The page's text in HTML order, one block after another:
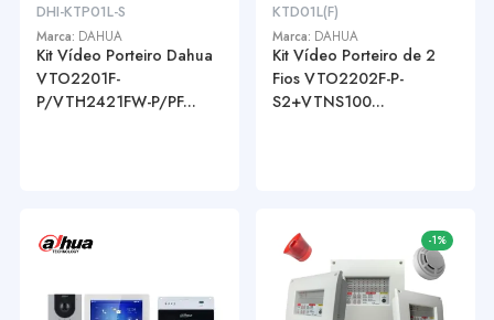
DHI-KTP01L-S
Marca: DAHUA
Kit Vídeo Porteiro Dahua
VTO2201F-
P/VTH2421FW-P/PF...
KTD01L(F)
Marca: DAHUA
Kit Vídeo Porteiro de 2
Fios VTO2202F-P-
S2+VTNS100...
-1%